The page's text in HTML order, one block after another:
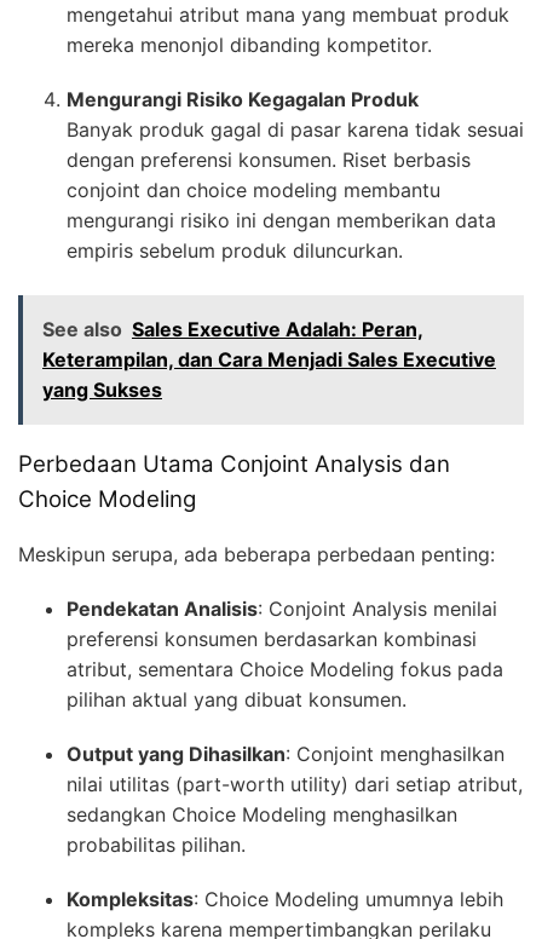
mengetahui atribut mana yang membuat produk
mereka menonjol dibanding kompetitor.
Mengurangi Risiko Kegagalan Produk
Banyak produk gagal di pasar karena tidak sesuai
dengan preferensi konsumen. Riset berbasis
conjoint dan choice modeling membantu
mengurangi risiko ini dengan memberikan data
empiris sebelum produk diluncurkan.
See also Sales Executive Adalah: Peran,
Keterampilan, dan Cara Menjadi Sales Executive
yang Sukses
Perbedaan Utama Conjoint Analysis dan
Choice Modeling
Meskipun serupa, ada beberapa perbedaan penting:
Pendekatan Analisis: Conjoint Analysis menilai
preferensi konsumen berdasarkan kombinasi
atribut, sementara Choice Modeling fokus pada
pilihan aktual yang dibuat konsumen.
Output yang Dihasilkan: Conjoint menghasilkan
nilai utilitas (part-worth utility) dari setiap atribut,
sedangkan Choice Modeling menghasilkan
probabilitas pilihan.
Kompleksitas: Choice Modeling umumnya lebih
kompleks karena mempertimbangkan perilaku